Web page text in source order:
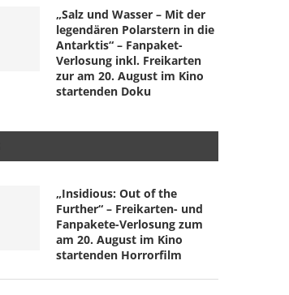
„Salz und Wasser – Mit der
legendären Polarstern in die
Antarktis“ – Fanpaket-
Verlosung inkl. Freikarten
zur am 20. August im Kino
startenden Doku
„Insidious: Out of the
Further“ – Freikarten- und
Fanpakete-Verlosung zum
am 20. August im Kino
startenden Horrorfilm